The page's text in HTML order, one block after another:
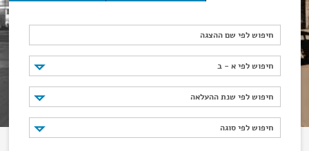
חיפוש לפי שם ההצגה
חיפוש לפי א - ב
חיפוש לפי א - ב
חיפוש לפי שנת ההעלאה
חיפוש לפי שנת ההעלאה
חיפוש לפי סוגה
חיפוש לפי סוגה